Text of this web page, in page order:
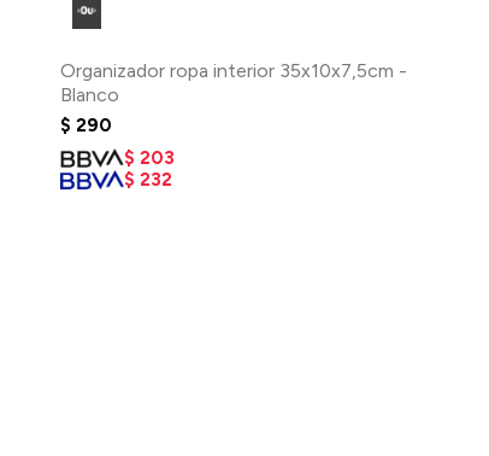
Organizador ropa interior 35x10x7,5cm -
Blanco
$ 290
$ 203
$ 232